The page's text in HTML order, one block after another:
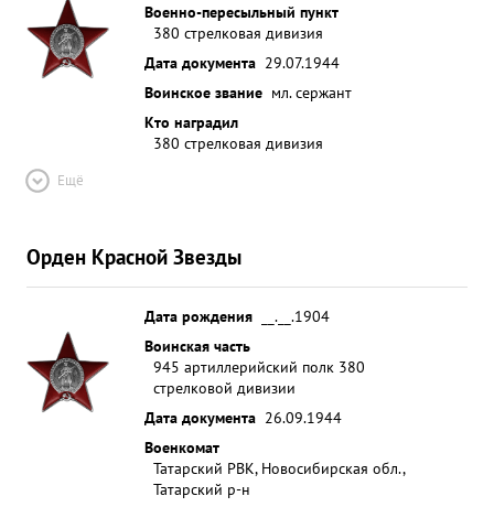
Военно-пересыльный пункт
380 стрелковая дивизия
Дата документа 29.07.1944
Воинское звание мл. сержант
Кто наградил
380 стрелковая дивизия
Ещё
Орден Красной Звезды
Дата рождения
__.__.1904
Воинская часть
945 артиллерийский полк 380
стрелковой дивизии
Дата документа 26.09.1944
Военкомат
Татарский РВК, Новосибирская обл.,
Татарский р-н